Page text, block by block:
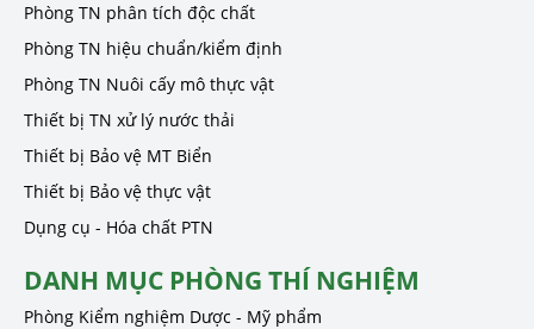
Phòng TN phân tích độc chất
Phòng TN hiệu chuẩn/kiểm định
Phòng TN Nuôi cấy mô thực vật
Thiết bị TN xử lý nước thải
Thiết bị Bảo vệ MT Biển
Thiết bị Bảo vệ thực vật
Dụng cụ - Hóa chất PTN
DANH MỤC PHÒNG THÍ NGHIỆM
Phòng Kiểm nghiệm Dược - Mỹ phẩm